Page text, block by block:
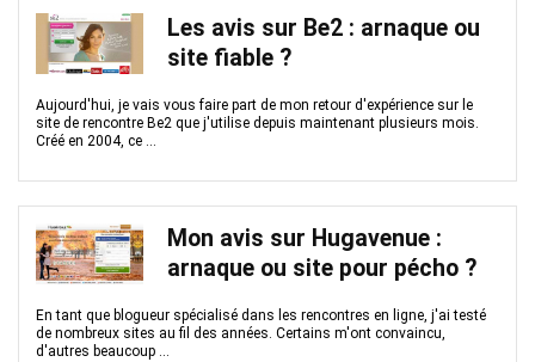
Les avis sur Be2 : arnaque ou
site fiable ?
Aujourd'hui, je vais vous faire part de mon retour d'expérience sur le
site de rencontre Be2 que j'utilise depuis maintenant plusieurs mois.
Créé en 2004, ce ...
Mon avis sur Hugavenue :
arnaque ou site pour pécho ?
En tant que blogueur spécialisé dans les rencontres en ligne, j'ai testé
de nombreux sites au fil des années. Certains m'ont convaincu,
d'autres beaucoup ...